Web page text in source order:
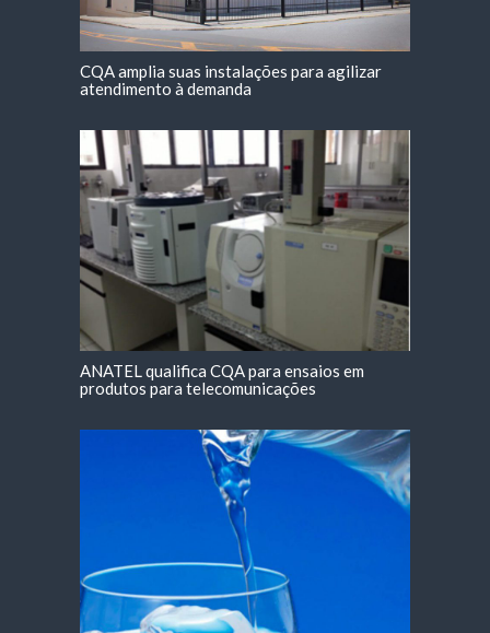
CQA amplia suas instalações para agilizar
atendimento à demanda
ANATEL qualifica CQA para ensaios em
produtos para telecomunicações